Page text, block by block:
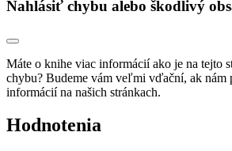
Nahlásiť chybu alebo škodlivý
Máte o knihe viac informácií ako je na tejto
chybu? Budeme vám veľmi vďační, ak nám
informácií na našich stránkach.
Hodnotenia